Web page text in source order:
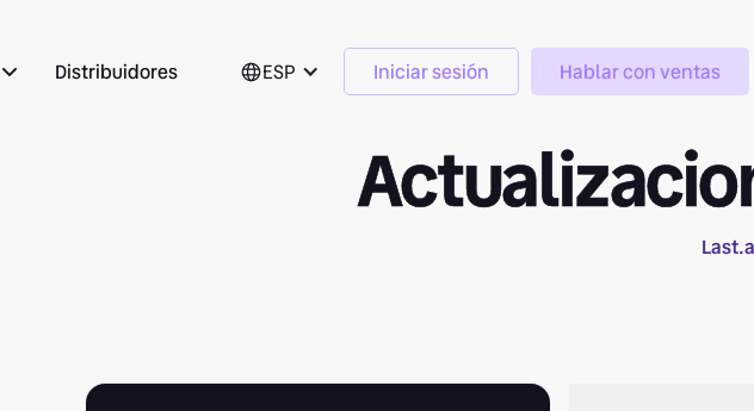
Distribuidores ESP Iniciar sesión Hablar con ventas